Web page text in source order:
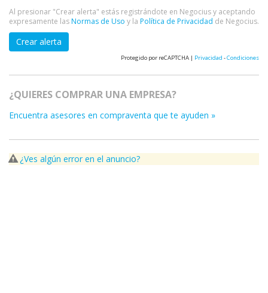
Al presionar "Crear alerta" estás registrándote en Negocius y aceptando
expresamente lasNormas de Uso y la Política de Privacidad de Negocius.
Crear alerta
Protegido por reCAPTCHA | Privacidad -Condiciones
¿QUIERES COMPRAR UNA EMPRESA?
Encuentra asesores en compraventa que te ayuden »
¿Ves algún error en el anuncio?